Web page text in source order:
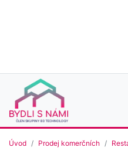
Úvod Prodej komerčních